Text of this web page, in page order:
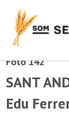
Foto 142
SANT
Edu